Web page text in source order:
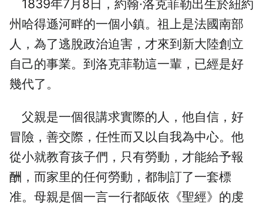
1839年7月8日，約翰·洛克菲勒出生於紐約
州哈得遜河畔的一個小鎮。祖上是法國南部
人，為了逃脫政治迫害，才來到新大陸創立
自己的事業。到洛克菲勒這一輩，已經是好
幾代了。
父親是一個很講求實際的人，他自信，好
冒險，善交際，任性而又以自我為中心。他
從小就教育孩子們，只有勞動，才能給予報
酬，而家里的任何勞動，都制訂了一套標
准。母親是個一言一行都皈依《聖經》的虔